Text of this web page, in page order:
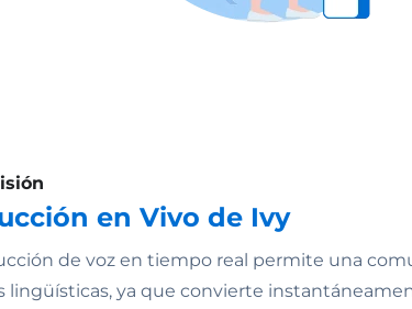
en Vivo de Ivy
de voz en tiempo real permite una
lingüísticas, ya que convierte